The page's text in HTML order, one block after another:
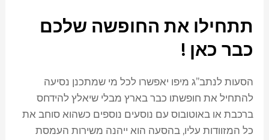
תתחילו את החופשה שלכם
כבר כאן !
הסעות לנתב"ג מיפו יאפשרו לכל מי שמתכנן נסיעה
להתחיל את חופשתו כבר בארץ מבלי שיאלץ להידחס
ברכבת או באוטובוס עם נוסעים נוספים כשהוא סוחב את
כל המזוודות עליו, בהסעה הוא ייהנה משירות העמסת